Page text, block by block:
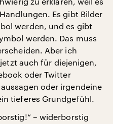
Es gibt Bilder
werden, und es gibt
werden. Das muss
Aber ich
auch für diejenigen,
oder Twitter
oder irgendeine
tieferes Grundgefühl.
– widerborstig